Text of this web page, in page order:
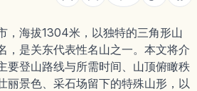
，海拔1304米，以独特的三角形山
，是关东代表性名山之一。本文将介
要登山路线与所需时间、山顶俯瞰秩
丽景色、采石场留下的特殊山形，以